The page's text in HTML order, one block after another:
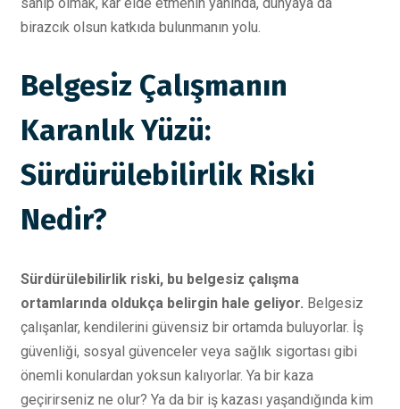
birazcık olsun katkıda bulunmanın yolu.
Belgesiz Çalışmanın
Karanlık Yüzü:
Sürdürülebilirlik Riski
Nedir?
Sürdürülebilirlik riski, bu belgesiz çalışma
ortamlarında oldukça belirgin hale geliyor. Belgesiz
çalışanlar, kendilerini güvensiz bir ortamda buluyorlar. İş
güvenliği, sosyal güvenceler veya sağlık sigortası gibi
önemli konulardan yoksun kalıyorlar. Ya bir kaza
geçirirseniz ne olur? Ya da bir iş kazası yaşandığında kim